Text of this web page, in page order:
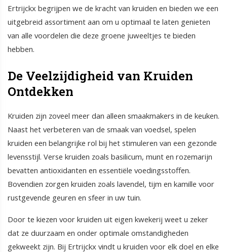
Ertrijckx begrijpen we de kracht van kruiden en bieden we een
uitgebreid assortiment aan om u optimaal te laten genieten
van alle voordelen die deze groene juweeltjes te bieden
hebben.
De Veelzijdigheid van Kruiden
Ontdekken
Kruiden zijn zoveel meer dan alleen smaakmakers in de keuken.
Naast het verbeteren van de smaak van voedsel, spelen
kruiden een belangrijke rol bij het stimuleren van een gezonde
levensstijl. Verse kruiden zoals basilicum, munt en rozemarijn
bevatten antioxidanten en essentiële voedingsstoffen.
Bovendien zorgen kruiden zoals lavendel, tijm en kamille voor
rustgevende geuren en sfeer in uw tuin.
Door te kiezen voor kruiden uit eigen kwekerij weet u zeker
dat ze duurzaam en onder optimale omstandigheden
gekweekt zijn. Bij Ertrijckx vindt u kruiden voor elk doel en elke